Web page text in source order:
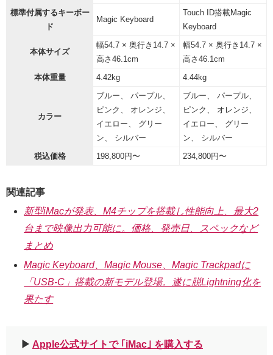
標準付属するキーボー
ド
Magic Keyboard
Touch ID搭載Magic
Keyboard
本体サイズ
幅54.7 × 奥行き14.7 ×
高さ46.1cm
幅54.7 × 奥行き14.7 ×
高さ46.1cm
本体重量
4.42kg 4.44kg
カラー
ブルー、 パープル、
ピンク、 オレンジ、
イエロー、 グリー
ン、 シルバー
ブルー、 パープル、
ピンク、 オレンジ、
イエロー、 グリー
ン、 シルバー
税込価格
198,800円〜 234,800円〜
関連記事
新型iMacが発表、M4チップを搭載し性能向上、最大2
台まで映像出力可能に。価格、発売日、スペックなど
まとめ
Magic Keyboard、Magic Mouse、Magic Trackpadに
「USB-C」搭載の新モデル登場。遂に脱Lightning化を
果たす
▶︎ Apple公式サイトで ｢iMac｣ を購入する